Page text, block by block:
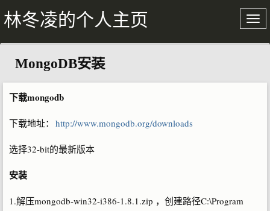
林冬凌的个人主页
关于我
文章存档
MongoDB安装
下载mongodb
下载地址： http://www.mongodb.org/downloads
选择32-bit的最新版本
安装
1.解压mongodb-win32-i386-1.8.1.zip ，创建路径C:\Program